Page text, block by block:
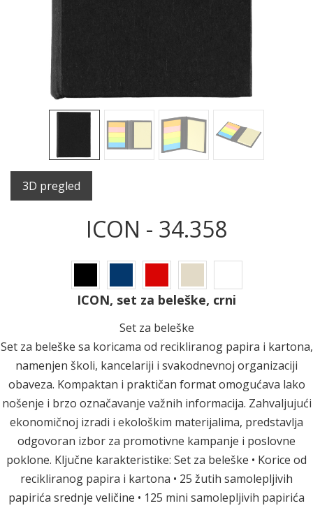
3D pregled
ICON - 34.358
ICON, set za beleške, crni
Set za beleške
Set za beleške sa koricama od recikliranog papira i kartona,
namenjen školi, kancelariji i svakodnevnoj organizaciji
obaveza. Kompaktan i praktičan format omogućava lako
nošenje i brzo označavanje važnih informacija. Zahvaljujući
ekonomičnoj izradi i ekološkim materijalima, predstavlja
odgovoran izbor za promotivne kampanje i poslovne
poklone. Ključne karakteristike: Set za beleške • Korice od
recikliranog papira i kartona • 25 žutih samolepljivih
papirića srednje veličine • 125 mini samolepljivih papirića